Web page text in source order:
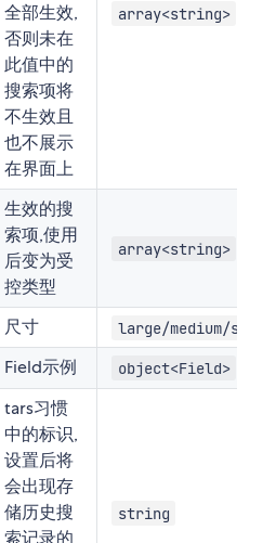
全部生效,
否则未在
此值中的
搜索项将
不生效且
也不展示
在界面上
array<string>
生效的搜
索项,使用
后变为受
控类型
array<string>
尺寸 large/medium/
Field示例 object<Field>
tars习惯
中的标识,
设置后将
会出现存
储历史搜
索记录的
string